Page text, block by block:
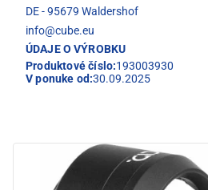
DE - 95679 Waldershof
info@cube.eu
ÚDAJE O VÝROBKU
Produktové číslo:193003930
V ponuke od:30.09.2025